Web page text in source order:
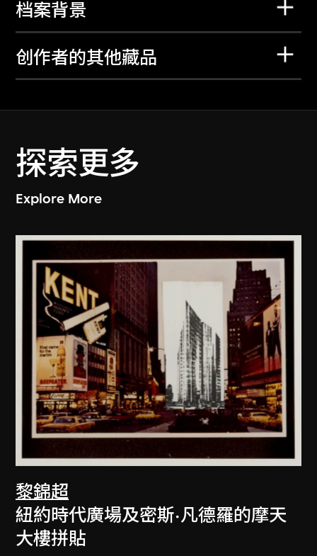
档案背景
创作者的其他藏品
探索更多
Explore More
黎錦超
紐約時代廣場及密斯·凡德羅的摩天
大樓拼貼